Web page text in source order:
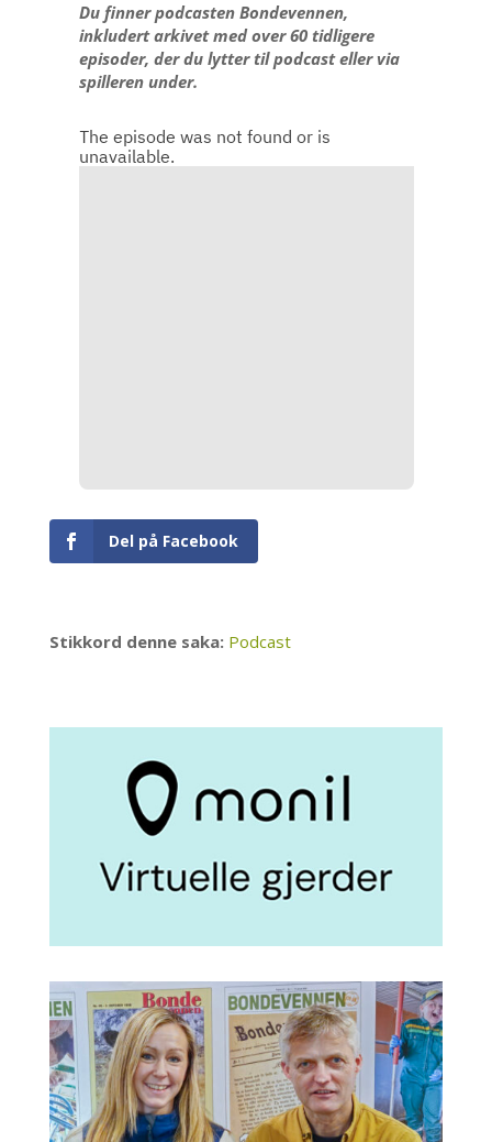
Du finner podcasten Bondevennen,
inkludert arkivet med over 60 tidligere
episoder, der du lytter til podcast eller via
spilleren under.
Del på Facebook
Stikkord denne saka: Podcast